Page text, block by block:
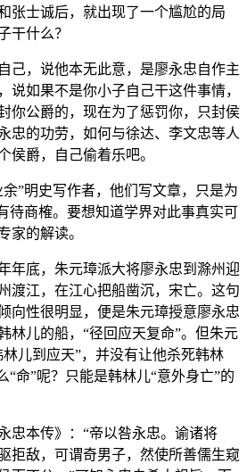
张士诚后，就出现了一个尴尬的局
干什么？
己，说他本无此意，是廖永忠自作主
说如果不是你小子自己干这件事情，
你公爵的，现在为了惩罚你，只封侯
忠的功劳，如何与徐达、李文忠等人
侯爵，自己偷着乐吧。
”明史写作者，他们写文章，只是为
待商榷。要想知道学界对此事真实可
家的解读。
年底，朱元璋派大将廖永忠到滁州迎
渡江，在江心把船凿沉，宋亡。这句
向性很明显，便是朱元璋授意廖永忠
林儿的船，“径回应天复命”。但朱元
儿到应天”，并没有让他杀死韩林
“命”呢？只能是韩林儿“意外身亡”的
忠本传》：“帝以咎永忠。谕诸将
拒敌，可谓奇男子，然使所善儒生窥